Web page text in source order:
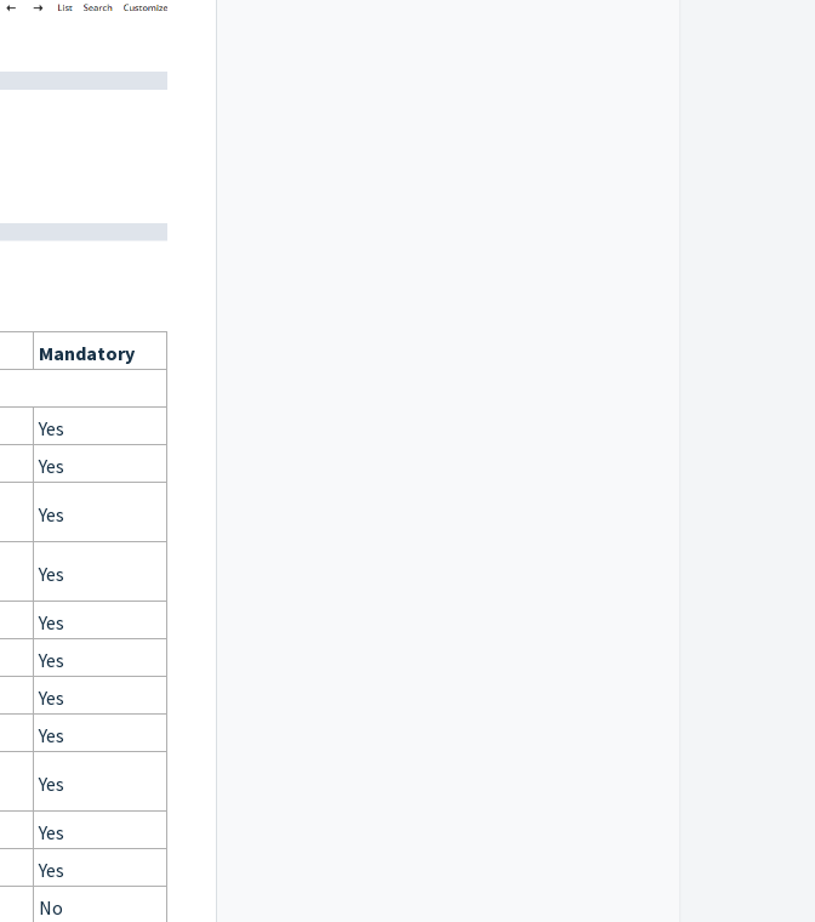
Mandatory
Yes
Yes
Yes
Yes
Yes
Yes
Yes
Yes
Yes
Yes
Yes
No